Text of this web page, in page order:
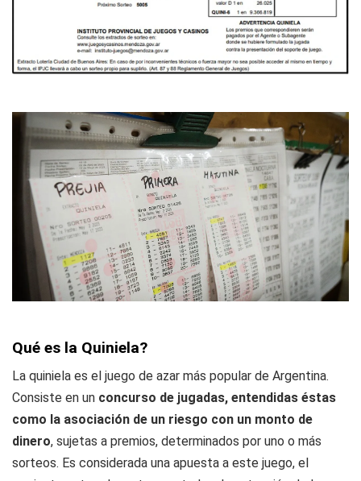
Qué es la Quiniela?
La quiniela es el juego de azar más popular de Argentina.
Consiste en un concurso de jugadas, entendidas éstas
como la asociación de un riesgo con un monto de
dinero, sujetas a premios, determinados por uno o más
sorteos. Es considerada una apuesta a este juego, el